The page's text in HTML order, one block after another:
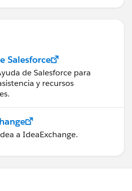
Salesforce
de Salesforce para
y recursos
a IdeaExchange.